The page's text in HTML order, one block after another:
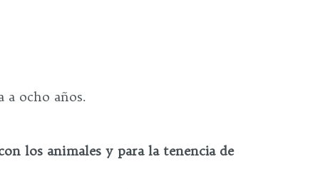
ocho años.
los animales y para la tenencia de